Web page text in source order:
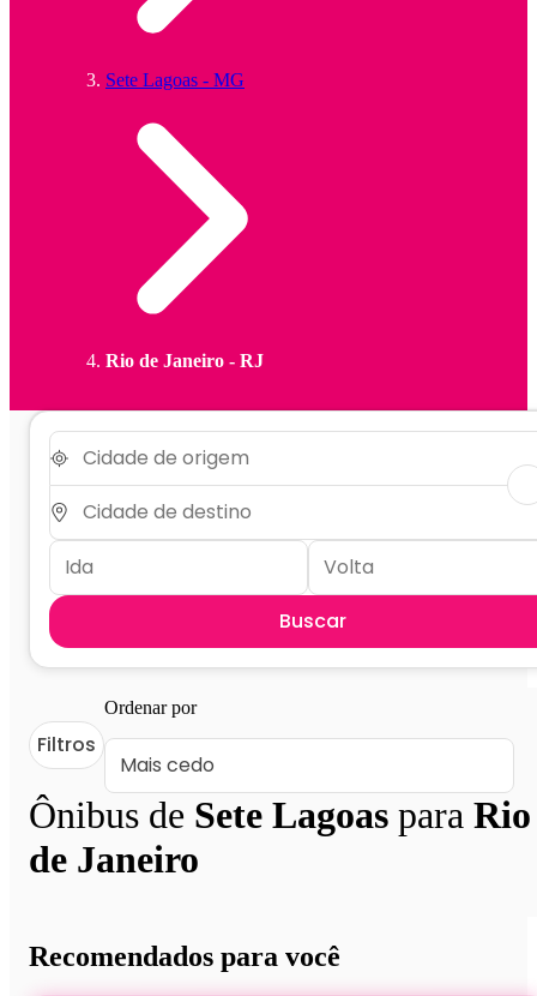
Sete Lagoas - MG
Rio de Janeiro - RJ
Buscar
Ônibus de Sete Lagoas para Rio
de Janeiro
Filtros
Ordenar por
Recomendados para você